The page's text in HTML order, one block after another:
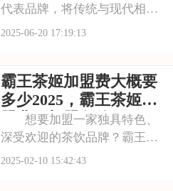
代表品牌，将传统与现代相结
合，在快餐市场占据一席之
店，费用是绕不开的话题。下
面请看塔斯汀汉堡快餐店加盟
费明细表，塔斯汀2
2025-06-20 17:19:13
霸王茶姬加盟费大概要
多少2025，霸王茶姬加
盟费及加盟条件
想要加盟一家独具特色、
深受欢迎的茶饮品牌？霸王茶
姬或许正是你心仪的选择！这
2025-02-10 15:42:43